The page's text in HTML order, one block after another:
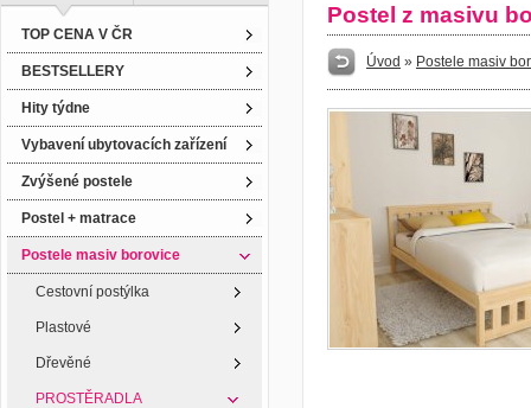
TOP CENA V ČR
BESTSELLERY
Hity týdne
Vybavení ubytovacích zařízení
Zvýšené postele
Postel + matrace
Postele masiv borovice
Cestovní postýlka
Plastové
Dřevěné
PROSTĚRADLA
Postel z masivu
Úvod » Postele masiv